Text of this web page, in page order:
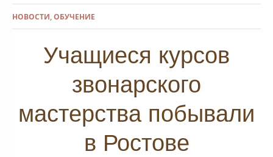
НОВОСТИ,ОБУЧЕНИЕ
Учащиеся курсов
звонарского
мастерства побывали
в Ростове